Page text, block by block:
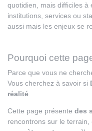
quotidien, mais difficiles à
institutions, services ou
aussi mais les enjeux se
Pourquoi cette
Parce que vous ne
Vous cherchez à savoir si
réalité
Cette page présente des
rencontrons sur le terrain,